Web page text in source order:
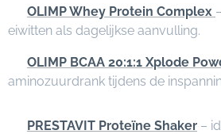
OLIMP Whey Protein Complex
eiwitten als dagelijkse aanvulling.
OLIMP BCAA 20:1:1 Xplode
aminozuurdrank tijdens de
PRESTAVIT Proteïne Shaker –